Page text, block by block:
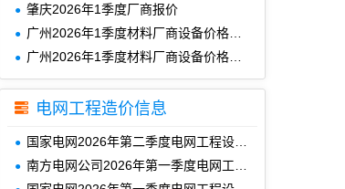
肇庆2026年1季度厂商报价
广州2026年1季度材料厂商设备价格第4册[其它材料设备]
广州2026年1季度材料厂商设备价格第3册[安装材料]下部
电网工程造价信息
国家电网2026年第二季度电网工程设备材料信息价
南方电网公司2026年第一季度电网工程主要设备材料信息价